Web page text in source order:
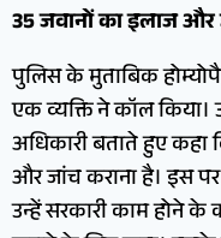
35 जवानों का इलाज और
पुलिस के मुताबिक
एक व्यक्ति ने कॉल
अधिकारी बताते हुए
और जांच कराना है। इस
उन्हें सरकारी काम होने